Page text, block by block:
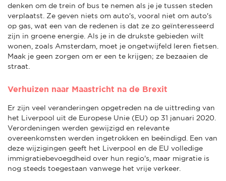
denken om de trein of bus te nemen als je je tussen steden
verplaatst. Ze geven niets om auto's, vooral niet om auto's
op gas, wat een van de redenen is dat ze zo geïnteresseerd
zijn in groene energie. Als je in de drukste gebieden wilt
wonen, zoals Amsterdam, moet je ongetwijfeld leren fietsen.
Maak je geen zorgen om er een te krijgen; ze bezaaien de
straat.
Verhuizen naar Maastricht na de Brexit
Er zijn veel veranderingen opgetreden na de uittreding van
het Liverpool uit de Europese Unie (EU) op 31 januari 2020.
Verordeningen werden gewijzigd en relevante
overeenkomsten werden ingetrokken en beëindigd. Een van
deze wijzigingen geeft het Liverpool en de EU volledige
immigratiebevoegdheid over hun regio's, maar migratie is
nog steeds toegestaan vanwege het vrije verkeer.